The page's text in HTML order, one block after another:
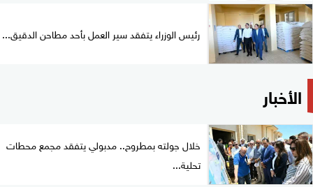
رئيس الوزراء يتفقد سير العمل بأحد مطاحن الدقيق...
الأخبار
خلال جولته بمطروح.. مدبولي يتفقد مجمع محطات
تحلية...